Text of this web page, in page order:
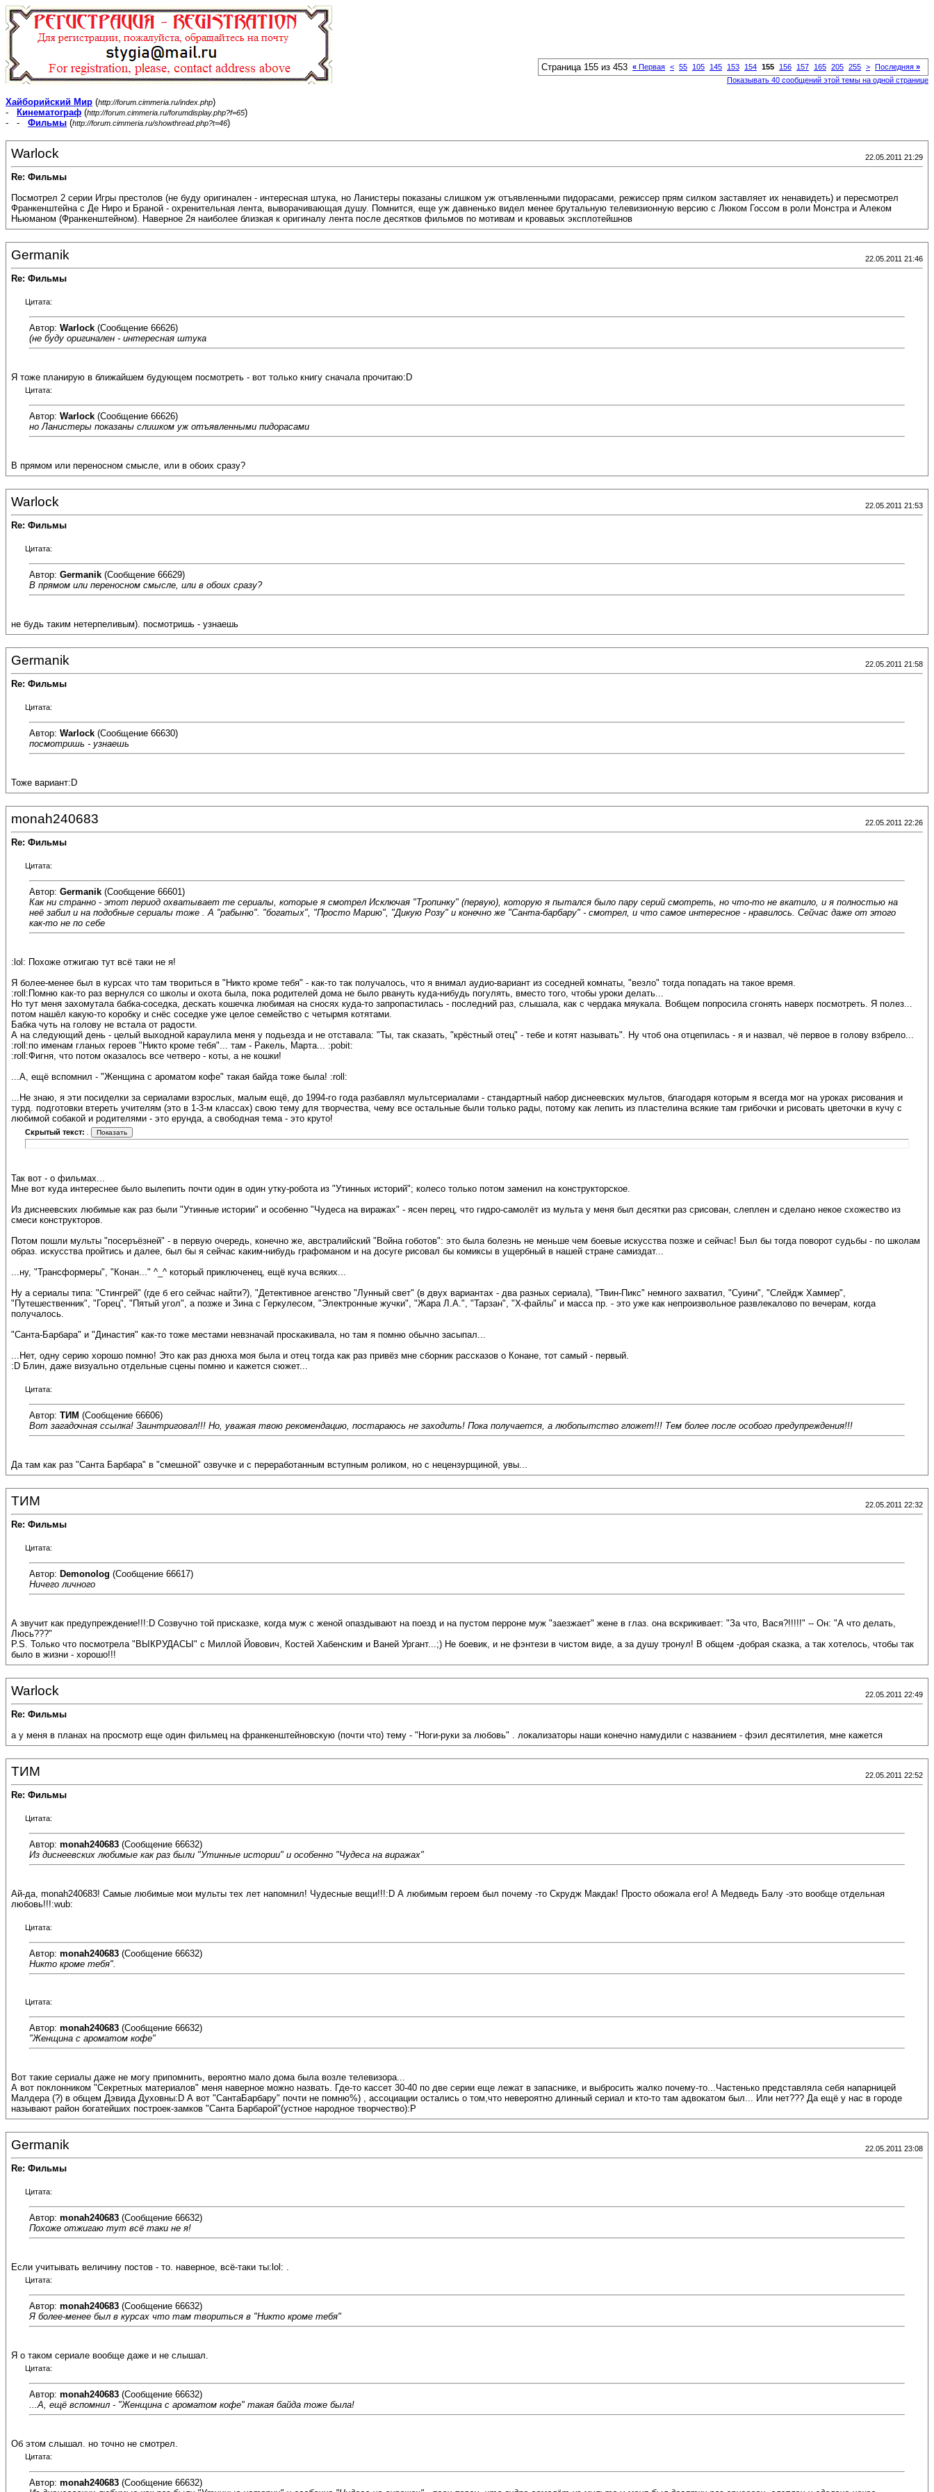
Страница 155 из 453 « Первая < 55 105 145 153 154 155 156 157 165 205 255 > Последняя »
Показывать 40 сообщений этой темы на одной странице
Хайборийский Мир (http://forum.cimmeria.ru/index.php)
-
Кинематограф (http://forum.cimmeria.ru/forumdisplay.php?f=65)
- - Фильмы (http://forum.cimmeria.ru/showthread.php?t=46)
Warlock 22.05.2011 21:29
Re: Фильмы
Посмотрел 2 серии Игры престолов (не буду оригинален - интересная штука, но Ланистеры показаны слишком уж отъявленными пидорасами, режиссер прям силком заставляет их ненавидеть) и пересмотрел
Франкенштейна с Де Ниро и Браной - охренительная лента, выворачивающая душу. Помнится, еще уж давненько видел менее брутальную телевизионную версию с Люком Госсом в роли Монстра и Алеком
Ньюманом (Франкенштейном). Наверное 2я наиболее близкая к оригиналу лента после десятков фильмов по мотивам и кровавых эксплотейшнов
Germanik 22.05.2011 21:46
Re: Фильмы
Цитата:
Автор: Warlock (Сообщение 66626)
(не буду оригинален - интересная штука
Я тоже планирую в ближайшем будующем посмотреть - вот только книгу сначала прочитаю:D
Цитата:
Автор: Warlock (Сообщение 66626)
но Ланистеры показаны слишком уж отъявленными пидорасами
В прямом или переносном смысле, или в обоих сразу?
Warlock 22.05.2011 21:53
Re: Фильмы
Цитата:
Автор: Germanik (Сообщение 66629)
В прямом или переносном смысле, или в обоих сразу?
не будь таким нетерпеливым). посмотришь - узнаешь
Germanik 22.05.2011 21:58
Re: Фильмы
Цитата:
Автор: Warlock (Сообщение 66630)
посмотришь - узнаешь
Тоже вариант:D
monah240683 22.05.2011 22:26
Re: Фильмы
Цитата:
Автор: Germanik (Сообщение 66601)
Как ни странно - этот период охватывает те сериалы, которые я смотрел Исключая "Тропинку" (первую), которую я пытался было пару серий смотреть, но что-то не вкатило, и я полностью на
неё забил и на подобные сериалы тоже . А "рабыню". "богатых", "Просто Марию", "Дикую Розу" и конечно же "Санта-барбару" - смотрел, и что самое интересное - нравилось. Сейчас даже от этого
как-то не по себе
:lol: Похоже отжигаю тут всё таки не я!
Я более-менее был в курсах что там твориться в "Никто кроме тебя" - как-то так получалось, что я внимал аудио-вариант из соседней комнаты, "везло" тогда попадать на такое время.
:roll:Помню как-то раз вернулся со школы и охота была, пока родителей дома не было рвануть куда-нибудь погулять, вместо того, чтобы уроки делать...
Но тут меня захомутала бабка-соседка, дескать кошечка любимая на сносях куда-то запропастилась - последний раз, слышала, как с чердака мяукала. Вобщем попросила сгонять наверх посмотреть. Я полез...
потом нашёл какую-то коробку и снёс соседке уже целое семейство с четырмя котятами.
Бабка чуть на голову не встала от радости.
А на следующий день - целый выходной караулила меня у подьезда и не отставала: "Ты, так сказать, "крёстный отец" - тебе и котят называть". Ну чтоб она отцепилась - я и назвал, чё первое в голову взбрело...
:roll:по именам гланых героев "Никто кроме тебя"... там - Ракель, Марта... :pobit:
:roll:Фигня, что потом оказалось все четверо - коты, а не кошки!
...А, ещё вспомнил - "Женщина с ароматом кофе" такая байда тоже была! :roll:
...Не знаю, я эти посиделки за сериалами взрослых, малым ещё, до 1994-го года разбавлял мультсериалами - стандартный набор диснеевских мультов, благодаря которым я всегда мог на уроках рисования и
турд. подготовки втереть учителям (это в 1-3-м классах) свою тему для творчества, чему все остальные были только рады, потому как лепить из пластелина всякие там грибочки и рисовать цветочки в кучу с
любимой собакой и родителями - это ерунда, а свободная тема - это круто!
Скрытый текст:
Так вот - о фильмах...
Мне вот куда интереснее было вылепить почти один в один утку-робота из "Утинных историй"; колесо только потом заменил на конструкторское.
Из диснеевских любимые как раз были "Утинные истории" и особенно "Чудеса на виражах" - ясен перец, что гидро-самолёт из мульта у меня был десятки раз срисован, слеплен и сделано некое схожество из
смеси конструкторов.
Потом пошли мульты "посеръёзней" - в первую очередь, конечно же, австралийский "Война гоботов": это была болезнь не меньше чем боевые искусства позже и сейчас! Был бы тогда поворот судьбы - по школам
образ. искусства пройтись и далее, был бы я сейчас каким-нибудь графоманом и на досуге рисовал бы комиксы в ущербный в нашей стране самиздат...
...ну, "Трансформеры", "Конан..." ^_^ который приключенец, ещё куча всяких...
Ну а сериалы типа: "Стингрей" (где б его сейчас найти?), "Детективное агенство "Лунный свет" (в двух вариантах - два разных сериала), "Твин-Пикс" немного захватил, "Суини", "Слейдж Хаммер",
"Путешественник", "Горец", "Пятый угол", а позже и Зина с Геркулесом, "Электронные жучки", "Жара Л.А.", "Тарзан", "Х-файлы" и масса пр. - это уже как непроизвольное развлекалово по вечерам, когда
получалось.
"Санта-Барбара" и "Династия" как-то тоже местами невзначай проскакивала, но там я помню обычно засыпал...
...Нет, одну серию хорошо помню! Это как раз днюха моя была и отец тогда как раз привёз мне сборник рассказов о Конане, тот самый - первый.
:D Блин, даже визуально отдельные сцены помню и кажется сюжет...
Цитата:
Автор: ТИМ (Сообщение 66606)
Вот загадочная ссылка! Заинтриговал!!! Но, уважая твою рекомендацию, постараюсь не заходить! Пока получается, а любопытство гложет!!! Тем более после особого предупреждения!!!
Да там как раз "Санта Барбара" в "смешной" озвучке и с переработанным вступным роликом, но с нецензурщиной, увы...
ТИМ 22.05.2011 22:32
Re: Фильмы
Цитата:
Автор: Demonolog (Сообщение 66617)
Ничего личного
А звучит как предупреждение!!!:D Созвучно той присказке, когда муж с женой опаздывают на поезд и на пустом перроне муж "заезжает" жене в глаз. она вскрикивает: "За что, Вася?!!!!!" -- Он: "А что делать,
Люсь???"
P.S. Только что посмотрела "ВЫКРУДАСЫ" с Миллой Йовович, Костей Хабенским и Ваней Ургант...;) Не боевик, и не фэнтези в чистом виде, а за душу тронул! В общем -добрая сказка, а так хотелось, чтобы так
было в жизни - хорошо!!!
Warlock 22.05.2011 22:49
Re: Фильмы
a у меня в планах на просмотр еще один фильмец на франкенштейновскую (почти что) тему - "Ноги-руки за любовь" . локализаторы наши конечно намудили с названием - фэил десятилетия, мне кажется
ТИМ 22.05.2011 22:52
Re: Фильмы
Цитата:
Автор: monah240683 (Сообщение 66632)
Из диснеевских любимые как раз были "Утинные истории" и особенно "Чудеса на виражах"
Ай-да, monah240683! Самые любимые мои мульты тех лет напомнил! Чудесные вещи!!!:D А любимым героем был почему -то Скрудж Макдак! Просто обожала его! А Медведь Балу -это вообще отдельная
любовь!!!:wub:
Цитата:
Автор: monah240683 (Сообщение 66632)
Никто кроме тебя".
Цитата:
Автор: monah240683 (Сообщение 66632)
"Женщина с ароматом кофе"
Вот такие сериалы даже не могу припомнить, вероятно мало дома была возле телевизора...
А вот поклонником "Секретных материалов" меня наверное можно назвать. Где-то кассет 30-40 по две серии еще лежат в запаснике, и выбросить жалко почему-то...Частенько представляла себя напарницей
Малдера (?) в общем Дэвида Духовны:D А вот "СантаБарбару" почти не помню%) , ассоциации остались о том,что невероятно длинный сериал и кто-то там адвокатом был... Или нет??? Да ещё у нас в городе
называют район богатейших построек-замков "Санта Барбарой"(устное народное творчество):P
Germanik 22.05.2011 23:08
Re: Фильмы
Цитата:
Автор: monah240683 (Сообщение 66632)
Похоже отжигаю тут всё таки не я!
Если учитывать величину постов - то. наверное, всё-таки ты:lol: .
Цитата:
Автор: monah240683 (Сообщение 66632)
Я более-менее был в курсах что там твориться в "Никто кроме тебя"
Я о таком сериале вообще даже и не слышал.
Цитата:
Автор: monah240683 (Сообщение 66632)
...А, ещё вспомнил - "Женщина с ароматом кофе" такая байда тоже была!
Об этом слышал. но точно не смотрел.
Цитата:
Автор: monah240683 (Сообщение 66632)